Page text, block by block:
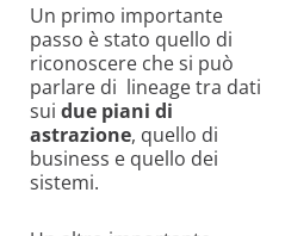
Un primo importante
passo è stato quello di
riconoscere che si può
parlare di lineage tra dati
sui due piani di
astrazione, quello di
business e quello dei
sistemi.